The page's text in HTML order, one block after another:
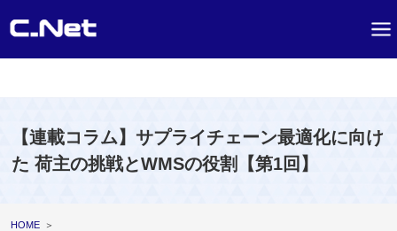
【連載コラム】サプライチェーン最適化に向け
た 荷主の挑戦とWMSの役割【第1回】
HOME
＞